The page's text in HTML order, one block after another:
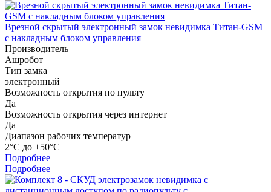
Врезной скрытый электронный замок невидимка Титан-GSM
с накладным блоком управления
Производитель
Ашробот
Тип замка
электронный
Возможность открытия по пульту
Да
Возможность открытия через интернет
Да
Диапазон рабочих температур
2°С до +50°С
Подробнее
Подробнее